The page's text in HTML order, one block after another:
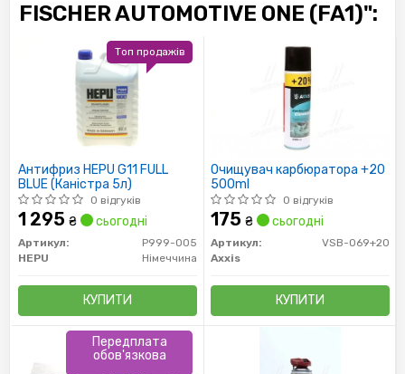
FISCHER AUTOMOTIVE ONE (FA1)":
Антифриз HEPU G11 FULL
BLUE (Каністра 5л)
0 відгуків
1 295 ₴ сьогодні
Артикул:
P999-005
HEPU
Німеччина
КУПИТИ
Топ продажів
Очищувач карбюратора +20
500ml
0 відгуків
175 ₴ сьогодні
Артикул:
VSB-069+20
Axxis
КУПИТИ
Передплата
обов'язкова